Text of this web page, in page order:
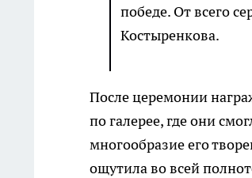
победе. От всего
Костыренкова.
После церемонии
по галерее, где они
многообразие его
ощутила во всей